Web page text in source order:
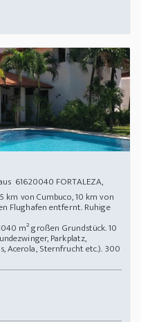
61620040 FORTALEZA,
km von Cumbuco, 10 km von
Flughafen entfernt. Ruhige
m² großen Grundstück. 10
Parkplatz,
Acerola, Sternfrucht etc.). 300